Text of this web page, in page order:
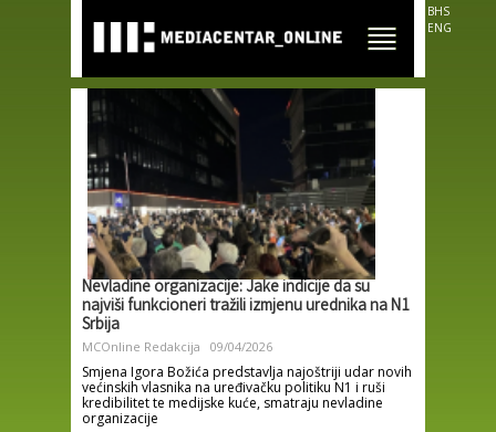
main
content
BHS
ENG
Nevladine organizacije: Jake indicije da su
najviši funkcioneri tražili izmjenu urednika na N1
Srbija
MCOnline Redakcija 09/04/2026
Smjena Igora Božića predstavlja najoštriji udar novih
većinskih vlasnika na uređivačku politiku N1 i ruši
kredibilitet te medijske kuće, smatraju nevladine
organizacije